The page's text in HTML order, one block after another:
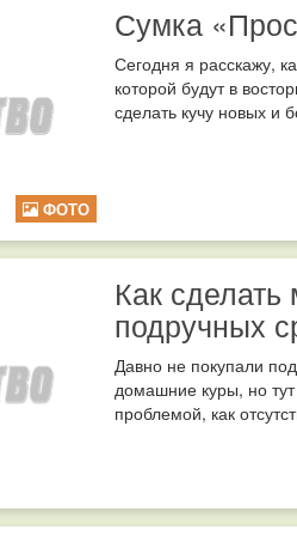
ФОТО
Сумка
Сегодня я расскажу,
которой будут в
сделать кучу новых и
Как
подручных
Давно не покупали
домашние куры, но
проблемой, как